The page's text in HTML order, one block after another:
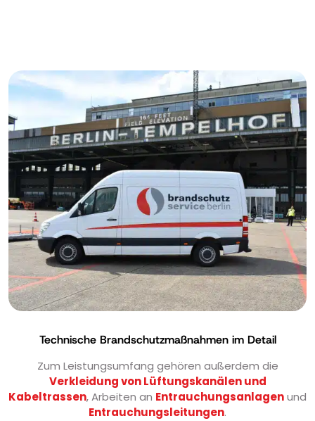
Technische Brandschutzmaßnahmen im Detail
Zum Leistungsumfang gehören außerdem die
Verkleidung von Lüftungskanälen und
Kabeltrassen, Arbeiten an Entrauchungsanlagenund
Entrauchungsleitungen.